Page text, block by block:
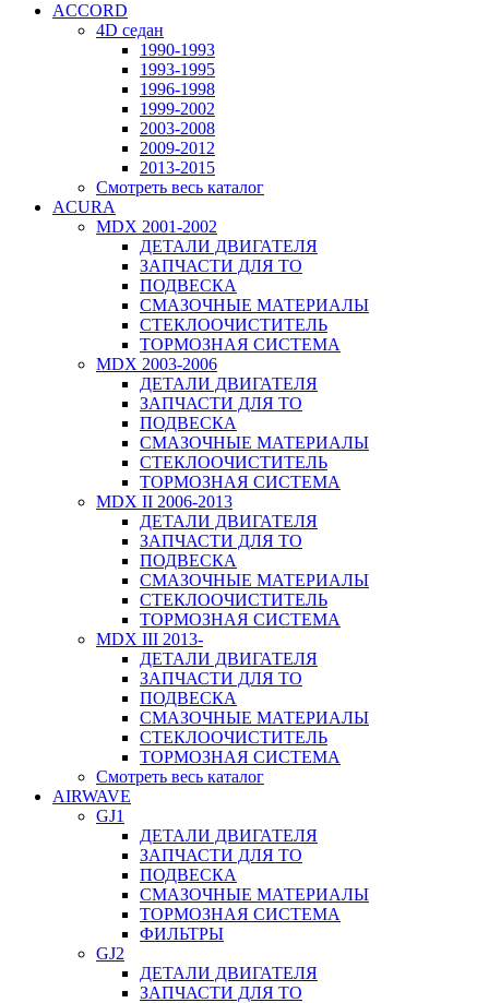
ACCORD
4D седан
1990-1993
1993-1995
1996-1998
1999-2002
2003-2008
2009-2012
2013-2015
Смотреть весь каталог
ACURA
MDX 2001-2002
ДЕТАЛИ ДВИГАТЕЛЯ
ЗАПЧАСТИ ДЛЯ ТО
ПОДВЕСКА
СМАЗОЧНЫЕ МАТЕРИАЛЫ
СТЕКЛООЧИСТИТЕЛЬ
ТОРМОЗНАЯ СИСТЕМА
MDX 2003-2006
ДЕТАЛИ ДВИГАТЕЛЯ
ЗАПЧАСТИ ДЛЯ ТО
ПОДВЕСКА
СМАЗОЧНЫЕ МАТЕРИАЛЫ
СТЕКЛООЧИСТИТЕЛЬ
ТОРМОЗНАЯ СИСТЕМА
MDX II 2006-2013
ДЕТАЛИ ДВИГАТЕЛЯ
ЗАПЧАСТИ ДЛЯ ТО
ПОДВЕСКА
СМАЗОЧНЫЕ МАТЕРИАЛЫ
СТЕКЛООЧИСТИТЕЛЬ
ТОРМОЗНАЯ СИСТЕМА
MDX III 2013-
ДЕТАЛИ ДВИГАТЕЛЯ
ЗАПЧАСТИ ДЛЯ ТО
ПОДВЕСКА
СМАЗОЧНЫЕ МАТЕРИАЛЫ
СТЕКЛООЧИСТИТЕЛЬ
ТОРМОЗНАЯ СИСТЕМА
Смотреть весь каталог
AIRWAVE
GJ1
ДЕТАЛИ ДВИГАТЕЛЯ
ЗАПЧАСТИ ДЛЯ ТО
ПОДВЕСКА
СМАЗОЧНЫЕ МАТЕРИАЛЫ
ТОРМОЗНАЯ СИСТЕМА
ФИЛЬТРЫ
GJ2
ДЕТАЛИ ДВИГАТЕЛЯ
ЗАПЧАСТИ ДЛЯ ТО